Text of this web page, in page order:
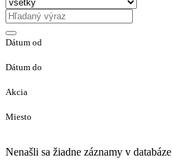
Dátum od
Dátum do
Akcia
Miesto
Nenašli sa žiadne záznamy v